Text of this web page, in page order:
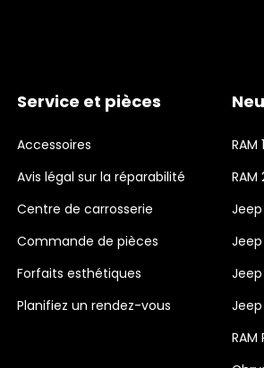
Service et pièces
Accessoires
Avis légal sur la réparabilité
Centre de carrosserie
Commande de pièces
Forfaits esthétiques
Planifiez un rendez-vous
RAM
RAM
RAM